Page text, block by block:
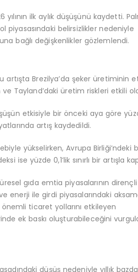
ilk aylık düşüşünü kaydetti.
belirsizlikler nedeniyle
bağlı değişkenlikler gözlemlendi.
artışta Brezilya’da şeker üretiminin
Tayland’daki üretim riskleri etkili
etkisiyle bir önceki aya göre
artış kaydedildi.
yükselirken, Avrupa Birliği’ndeki
ise yüzde 0,1’lik sınırlı bir artışla
gıda emtia piyasalarının dirençli
enerji ile girdi piyasalarındaki
önemli ticaret yollarını etkileyen
ek baskı oluşturabileceğini
düşüş nedeniyle yıllık bazda